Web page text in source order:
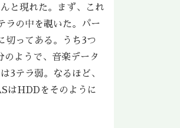
と現れた。まず、これ
ラの中を覗いた。パー
切ってある。うち3つ
ようで、音楽データ
3テラ弱。なるほど、
はHDDをそのように